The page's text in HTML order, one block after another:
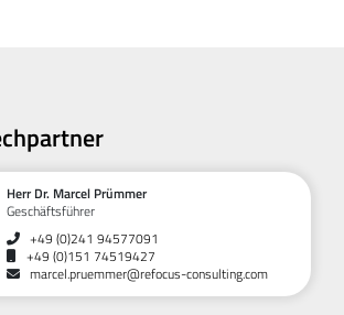
Herr Dr. Marcel Prümmer
Geschäftsführer
+49 (0)241 94577091
+49 (0)151 74519427
marcel.pruemmer@refocus-consulting.com